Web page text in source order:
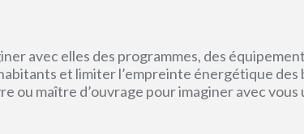
avec elles des programmes, des
et limiter l’empreinte énergétique des
maître d’ouvrage pour imaginer avec vous